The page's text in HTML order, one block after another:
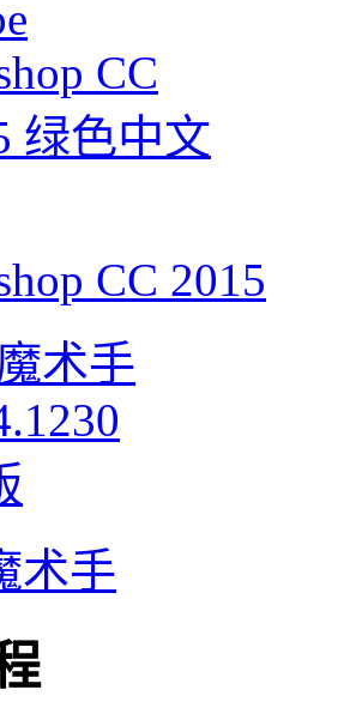
CC 2015
术手